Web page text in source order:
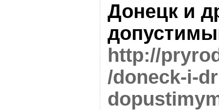
Донецк и
http://
/doneck-i-